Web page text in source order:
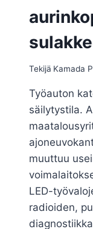
Tekijä Kamada
Työauton
säilytystila.
muuttuu
LED-
radioiden,